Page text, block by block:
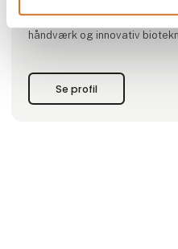
REDUCEDs mission er at
håndværk og innovativ
reducere madspild ved at
grøntsager, pr
Se profil